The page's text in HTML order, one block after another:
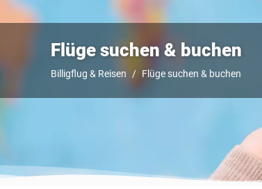
Flüge suchen & buchen
Billigflug & Reisen Flüge suchen & buchen